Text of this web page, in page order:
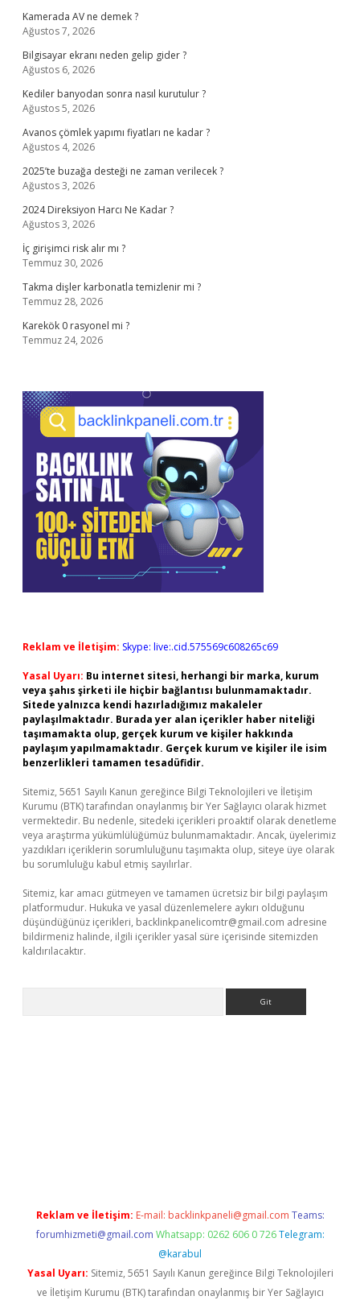
Kamerada AV ne demek ?
Ağustos 7, 2026
Bilgisayar ekranı neden gelip gider ?
Ağustos 6, 2026
Kediler banyodan sonra nasıl kurutulur ?
Ağustos 5, 2026
Avanos çömlek yapımı fiyatları ne kadar ?
Ağustos 4, 2026
2025’te buzağa desteği ne zaman verilecek ?
Ağustos 3, 2026
2024 Direksiyon Harcı Ne Kadar ?
Ağustos 3, 2026
İç girişimci risk alır mı ?
Temmuz 30, 2026
Takma dişler karbonatla temizlenir mi ?
Temmuz 28, 2026
Karekök 0 rasyonel mi ?
Temmuz 24, 2026
Reklam ve İletişim: Skype: live:.cid.575569c608265c69
Yasal Uyarı: Bu internet sitesi, herhangi bir marka, kurum
veya şahıs şirketi ile hiçbir bağlantısı bulunmamaktadır.
Sitede yalnızca kendi hazırladığımız makaleler
paylaşılmaktadır. Burada yer alan içerikler haber niteliği
taşımamakta olup, gerçek kurum ve kişiler hakkında
paylaşım yapılmamaktadır. Gerçek kurum ve kişiler ile isim
benzerlikleri tamamen tesadüfidir.
Sitemiz, 5651 Sayılı Kanun gereğince Bilgi Teknolojileri ve İletişim
Kurumu (BTK) tarafından onaylanmış bir Yer Sağlayıcı olarak hizmet
vermektedir. Bu nedenle, sitedeki içerikleri proaktif olarak denetleme
veya araştırma yükümlülüğümüz bulunmamaktadır. Ancak, üyelerimiz
yazdıkları içeriklerin sorumluluğunu taşımakta olup, siteye üye olarak
bu sorumluluğu kabul etmiş sayılırlar.
Sitemiz, kar amacı gütmeyen ve tamamen ücretsiz bir bilgi paylaşım
platformudur. Hukuka ve yasal düzenlemelere aykırı olduğunu
düşündüğünüz içerikleri, backlinkpanelicomtr@gmail.com adresine
bildirmeniz halinde, ilgili içerikler yasal süre içerisinde sitemizden
kaldırılacaktır.
Reklam ve İletişim: E-mail: backlinkpaneli@gmail.com Teams:
forumhizmeti@gmail.com Whatsapp: 0262 606 0 726 Telegram:
@karabul
Yasal Uyarı: Sitemiz, 5651 Sayılı Kanun gereğince Bilgi Teknolojileri
ve İletişim Kurumu (BTK) tarafından onaylanmış bir Yer Sağlayıcı